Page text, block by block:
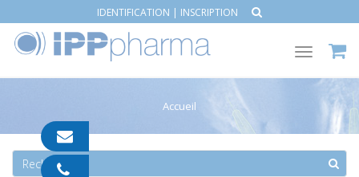
IDENTIFICATION | INSCRIPTION
Toggle
Accueil
contact@ipp-
pharma.com